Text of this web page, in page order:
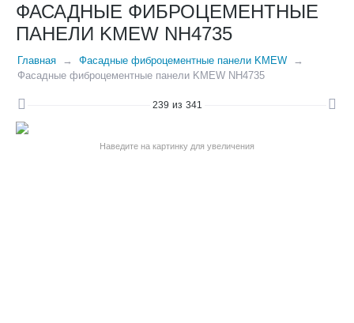
ФАСАДНЫЕ ФИБРОЦЕМЕНТНЫЕ
ПАНЕЛИ KMEW NH4735
Главная
Фасадные фиброцементные панели KMEW
Фасадные фиброцементные панели KMEW NH4735
239 из 341
Наведите на картинку для увеличения